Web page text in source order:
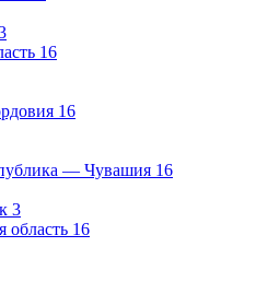
16
16
— Чувашия 16
3
область 16